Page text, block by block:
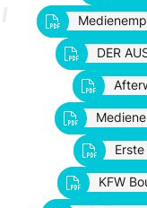
DER
DER
KFW
KFW